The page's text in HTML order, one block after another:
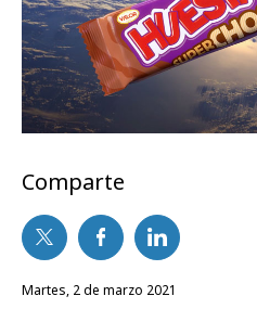
Comparte
martes, 2 de marzo 2021